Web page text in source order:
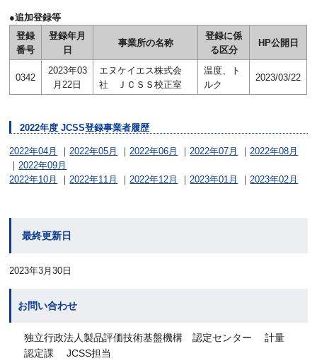
●追加登録等
登録
番号
登録年月
日
事業所の名称
登録に係
る区分
HP公開日
0342
2023年03
月22日
エヌケイエス株式会
社 ＪＣＳＳ校正室
温度、ト
ルク
2023/03/22
2022年度 JCSS登録事業者履歴
2022年04月 ｜ 2022年05月 ｜ 2022年06月 ｜ 2022年07月 ｜ 2022年08月
｜ 2022年09月
2022年10月
｜ 2022年11月 ｜ 2022年12月 ｜ 2023年01月 ｜ 2023年02月
最終更新日
2023年3月30日
お問い合わせ
独立行政法人製品評価技術基盤機構 認定センター 計量
認定課 JCSS担当